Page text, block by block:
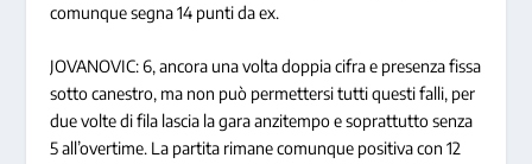
comunque segna 14 punti da ex.
JOVANOVIC: 6, ancora una volta doppia cifra e presenza fissa
sotto canestro, ma non può permettersi tutti questi falli, per
due volte di fila lascia la gara anzitempo e soprattutto senza
5 all’overtime. La partita rimane comunque positiva con 12